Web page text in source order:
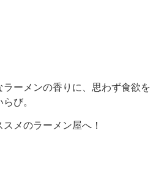
ーメンの香りに、思わず食欲を
び。
メのラーメン屋へ！